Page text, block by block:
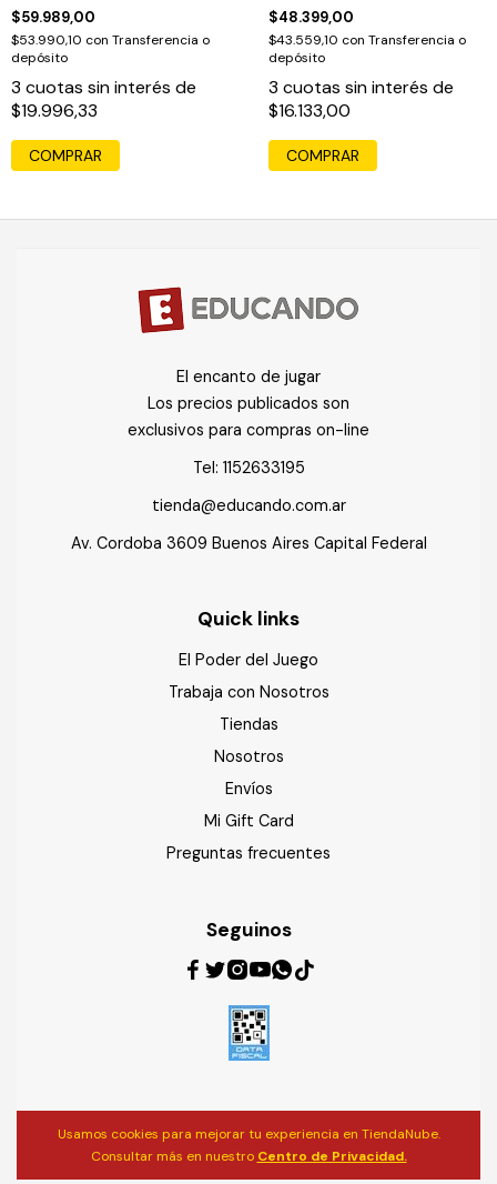
Cabaña
$59.989,00
$53.990,10 con Transferencia o
depósito
3 cuotas sin interés de
$19.996,33
COMPRAR
Coleccion Ed
$48.399,00
$43.559,10 con Transferencia o
depósito
3 cuotas sin interés de
$16.133,00
El encanto de jugar
Los precios publicados son
exclusivos para compras on-line
Tel: 1152633195
tienda@educando.com.ar
Av. Cordoba 3609 Buenos Aires Capital Federal
Quick links
El Poder del Juego
Trabaja con Nosotros
Tiendas
Nosotros
Envíos
Mi Gift Card
Preguntas frecuentes
Seguinos
Usamos cookies para mejorar tu experiencia en TiendaNube.
Consultar más en nuestro Centro de Privacidad.